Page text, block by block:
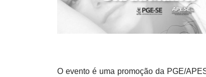
O evento é uma promoção da PGE/